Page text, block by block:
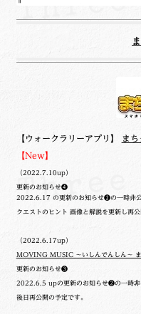
【ウォークラリーアプリ】 まち
【New】
（2022.7.10up）
更新のお知らせ❹
2022.6.17 の更新のお知らせ❷の一時非公
クエストのヒント 画像と解説を更新し再公
（2022.6.17up）
MOVING MUSIC ～いしんでんしん～
更新のお知らせ❸
2022.6.5 upの更新のお知らせ❷の一時非
後日再公開の予定です。